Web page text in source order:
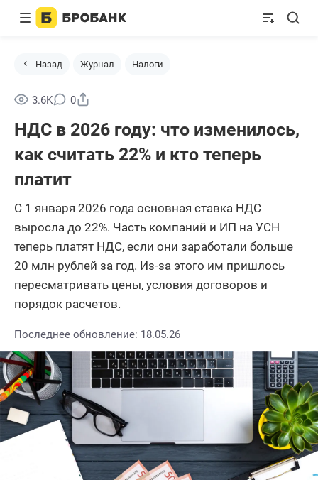
Назад Журнал Налоги
3.6K 0
НДС в 2026 году: что изменилось,
как считать 22% и кто теперь
платит
С 1 января 2026 года основная ставка НДС
выросла до 22%. Часть компаний и ИП на УСН
теперь платят НДС, если они заработали больше
20 млн рублей за год. Из-за этого им пришлось
пересматривать цены, условия договоров и
порядок расчетов.
Последнее обновление: 18.05.26